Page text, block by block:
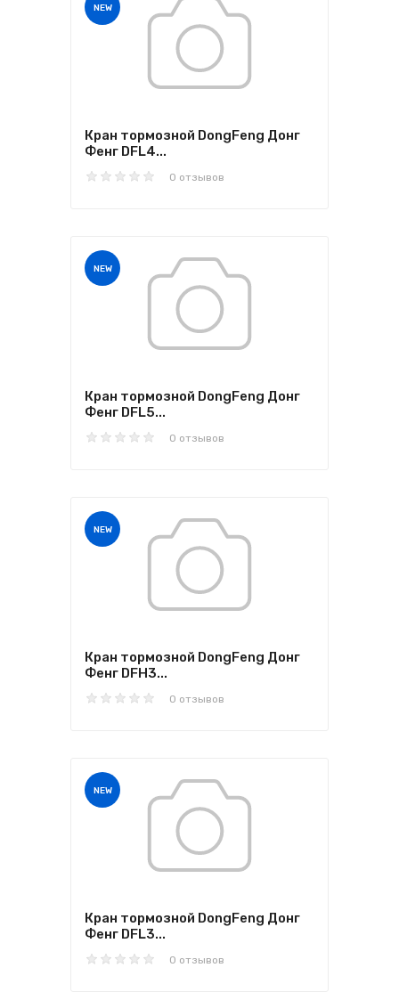
NEW
Кран тормозной DongFeng Донг
Фенг DFL4...
0 отзывов
NEW
Кран тормозной DongFeng Донг
Фенг DFL5...
0 отзывов
NEW
Кран тормозной DongFeng Донг
Фенг DFH3...
0 отзывов
NEW
Кран тормозной DongFeng Донг
Фенг DFL3...
0 отзывов